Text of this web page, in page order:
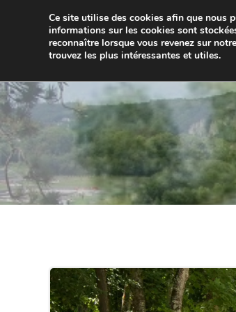
ACCUEIL
Ce site utilise des cookies afin que nous
informations sur les cookies sont
reconnaître lorsque vous revenez sur
trouvez les plus intéressantes et utiles.